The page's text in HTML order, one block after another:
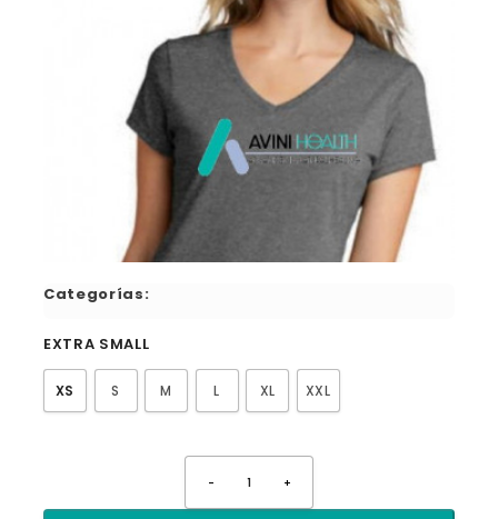
Categorías:
EXTRA SMALL
XS S M L XL XXL
- 1 +